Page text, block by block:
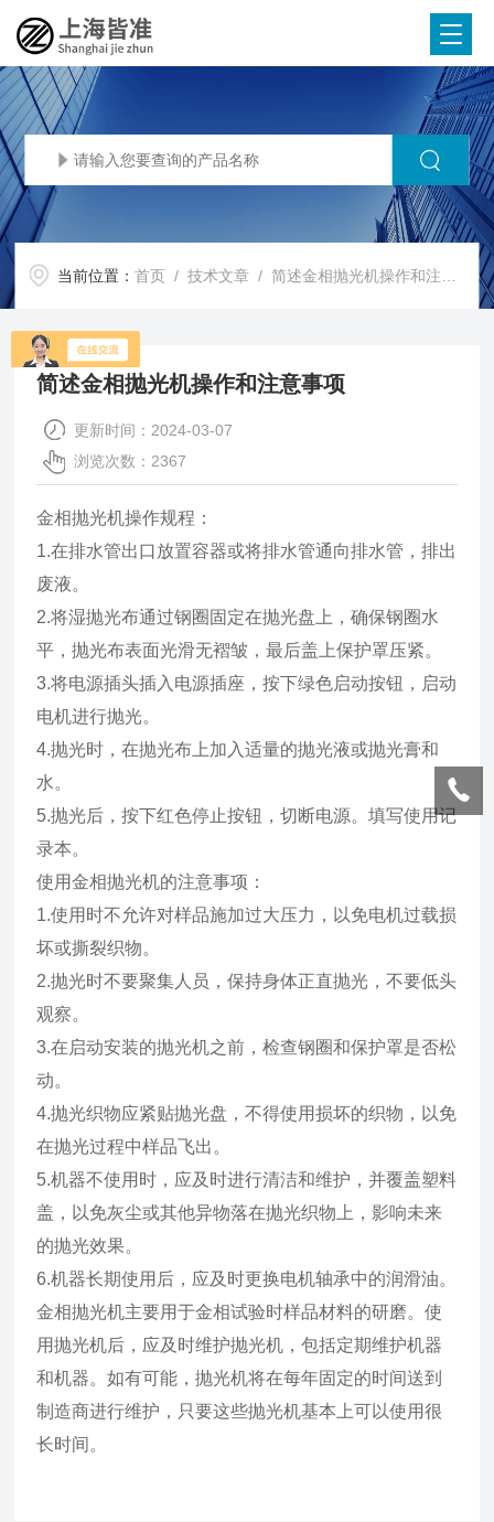
当前位置：首页 /技术文章 / 简述金相抛光机操作和注意事项
简述金相抛光机操作和注意事项
更新时间：2024-03-07
浏览次数：2367
金相抛光机操作规程：
1.在排水管出口放置容器或将排水管通向排水管，排出
废液。
2.将湿抛光布通过钢圈固定在抛光盘上，确保钢圈水
平，抛光布表面光滑无褶皱，最后盖上保护罩压紧。
3.将电源插头插入电源插座，按下绿色启动按钮，启动
电机进行抛光。
4.抛光时，在抛光布上加入适量的抛光液或抛光膏和
水。
5.抛光后，按下红色停止按钮，切断电源。填写使用记
录本。
使用金相抛光机的注意事项：
1.使用时不允许对样品施加过大压力，以免电机过载损
坏或撕裂织物。
2.抛光时不要聚集人员，保持身体正直抛光，不要低头
观察。
3.在启动安装的抛光机之前，检查钢圈和保护罩是否松
动。
4.抛光织物应紧贴抛光盘，不得使用损坏的织物，以免
在抛光过程中样品飞出。
5.机器不使用时，应及时进行清洁和维护，并覆盖塑料
盖，以免灰尘或其他异物落在抛光织物上，影响未来
的抛光效果。
6.机器长期使用后，应及时更换电机轴承中的润滑油。
金相抛光机主要用于金相试验时样品材料的研磨。使
用抛光机后，应及时维护抛光机，包括定期维护机器
和机器。如有可能，抛光机将在每年固定的时间送到
制造商进行维护，只要这些抛光机基本上可以使用很
长时间。